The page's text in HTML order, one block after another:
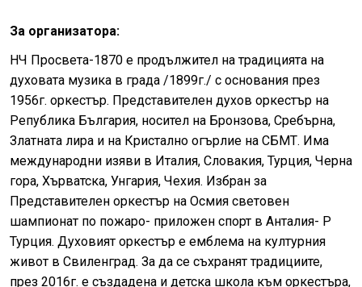
За организатора:
НЧ Просвета-1870 е продължител на традицията на
духовата музика в града /1899г./ с основания през
1956г. оркестър. Представителен духов оркестър на
Република България, носител на Бронзова, Сребърна,
Златната лира и на Кристално огърлие на СБМТ. Има
международни изяви в Италия, Словакия, Турция, Черна
гора, Хърватска, Унгария, Чехия. Избран за
Представителен оркестър на Осмия световен
шампионат по пожаро- приложен спорт в Анталия- Р
Турция. Духовият оркестър е емблема на културния
живот в Свиленград. За да се съхранят традициите,
през 2016г. е създадена и детска школа към оркестъра,